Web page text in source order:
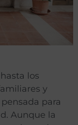
los
y
para
Aunque la